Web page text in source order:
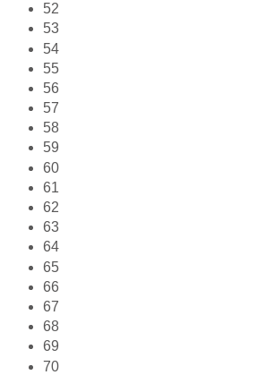
52
53
54
55
56
57
58
59
60
61
62
63
64
65
66
67
68
69
70